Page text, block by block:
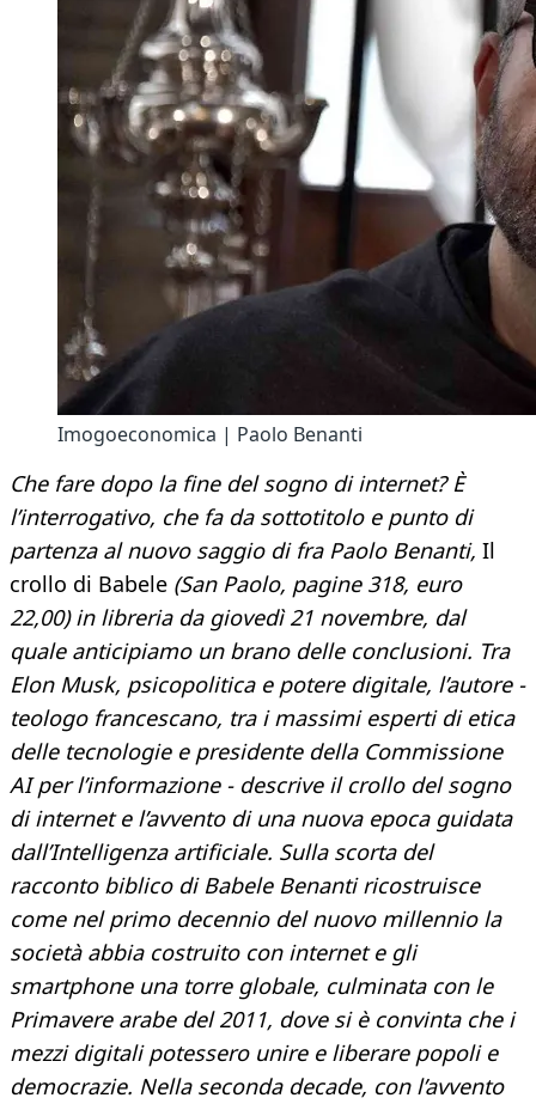
Imogoeconomica | Paolo Benanti
Che fare dopo la fine del sogno di internet? È
l’interrogativo, che fa da sottotitolo e punto di
partenza al nuovo saggio di fra Paolo Benanti, Il
crollo di Babele (San Paolo, pagine 318, euro
22,00) in libreria da giovedì 21 novembre, dal
quale anticipiamo un brano delle conclusioni. Tra
Elon Musk, psicopolitica e potere digitale, l’autore -
teologo francescano, tra i massimi esperti di etica
delle tecnologie e presidente della Commissione
AI per l’informazione - descrive il crollo del sogno
di internet e l’avvento di una nuova epoca guidata
dall’Intelligenza artificiale. Sulla scorta del
racconto biblico di Babele Benanti ricostruisce
come nel primo decennio del nuovo millennio la
società abbia costruito con internet e gli
smartphone una torre globale, culminata con le
Primavere arabe del 2011, dove si è convinta che i
mezzi digitali potessero unire e liberare popoli e
democrazie. Nella seconda decade, con l’avvento